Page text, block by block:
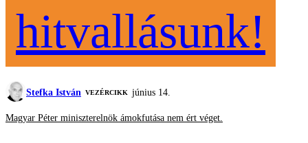
hitvallásunk!
Stefka István VEZÉRCIKK június 14.
Magyar Péter miniszterelnök ámokfutása nem ért véget.